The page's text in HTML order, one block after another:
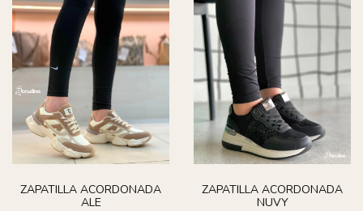
ZAPATILLA ACORDONADA
ALE
ZAPATILLA ACORDONADA
NUVY